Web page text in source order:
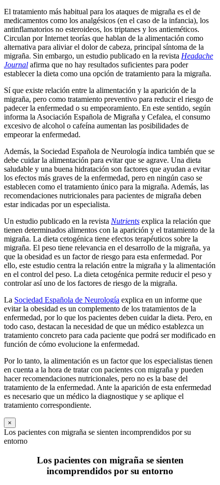
El tratamiento más habitual para los ataques de migraña es el de
medicamentos como los analgésicos (en el caso de la infancia), los
antinflamatorios no esteroideos, los triptanes y los antieméticos.
Circulan por Internet teorías que hablan de la alimentación como
alternativa para aliviar el dolor de cabeza, principal síntoma de la
migraña. Sin embargo, un estudio publicado en la revista Headache
Journal afirma que no hay resultados suficientes para poder
establecer la dieta como una opción de tratamiento para la migraña.
Sí que existe relación entre la alimentación y la aparición de la
migraña, pero como tratamiento preventivo para reducir el riesgo de
padecer la enfermedad o su empeoramiento. En este sentido, según
informa la Asociación Española de Migraña y Cefalea, el consumo
excesivo de alcohol o cafeína aumentan las posibilidades de
empeorar la enfermedad.
Además, la Sociedad Española de Neurología indica también que se
debe cuidar la alimentación para evitar que se agrave. Una dieta
saludable y una buena hidratación son factores que ayudan a evitar
los efectos más graves de la enfermedad, pero en ningún caso se
establecen como el tratamiento único para la migraña. Además, las
recomendaciones nutricionales para pacientes de migraña deben
estar indicadas por un especialista.
Un estudio publicado en la revista Nutrients explica la relación que
tienen determinados alimentos con la aparición y el tratamiento de la
migraña. La dieta cetogénica tiene efectos terapéuticos sobre la
migraña. El peso tiene relevancia en el desarrollo de la migraña, ya
que la obesidad es un factor de riesgo para esta enfermedad. Por
ello, este estudio centra la relación entre la migraña y la alimentación
en el control del peso. La dieta cetogénica permite reducir el peso y
controlar así uno de los factores de riesgo de la migraña.
La Sociedad Española de Neurología explica en un informe que
evitar la obesidad es un complemento de los tratamientos de la
enfermedad, por lo que los pacientes deben cuidar la dieta. Pero, en
todo caso, destacan la necesidad de que un médico establezca un
tratamiento concreto para cada paciente que podrá ser modificado en
función de cómo evolucione la enfermedad.
Por lo tanto, la alimentación es un factor que los especialistas tienen
en cuenta a la hora de tratar con pacientes con migraña y pueden
hacer recomendaciones nutricionales, pero no es la base del
tratamiento de la enfermedad. Ante la aparición de esta enfermedad
es necesario que un médico la diagnostique y se aplique el
tratamiento correspondiente.
×
Los pacientes con migraña se sienten incomprendidos por su
entorno
Los pacientes con migraña se sienten
incomprendidos por su entorno